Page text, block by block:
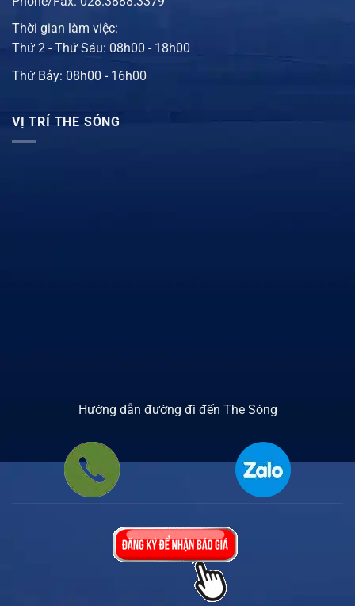
Thời gian làm việc:
Thứ 2 - Thứ Sáu: 08h00 - 18h00
Thứ Bảy: 08h00 - 16h00
VỊ TRÍ THE SÓNG
Hướng dẫn đường đi đến The Sóng